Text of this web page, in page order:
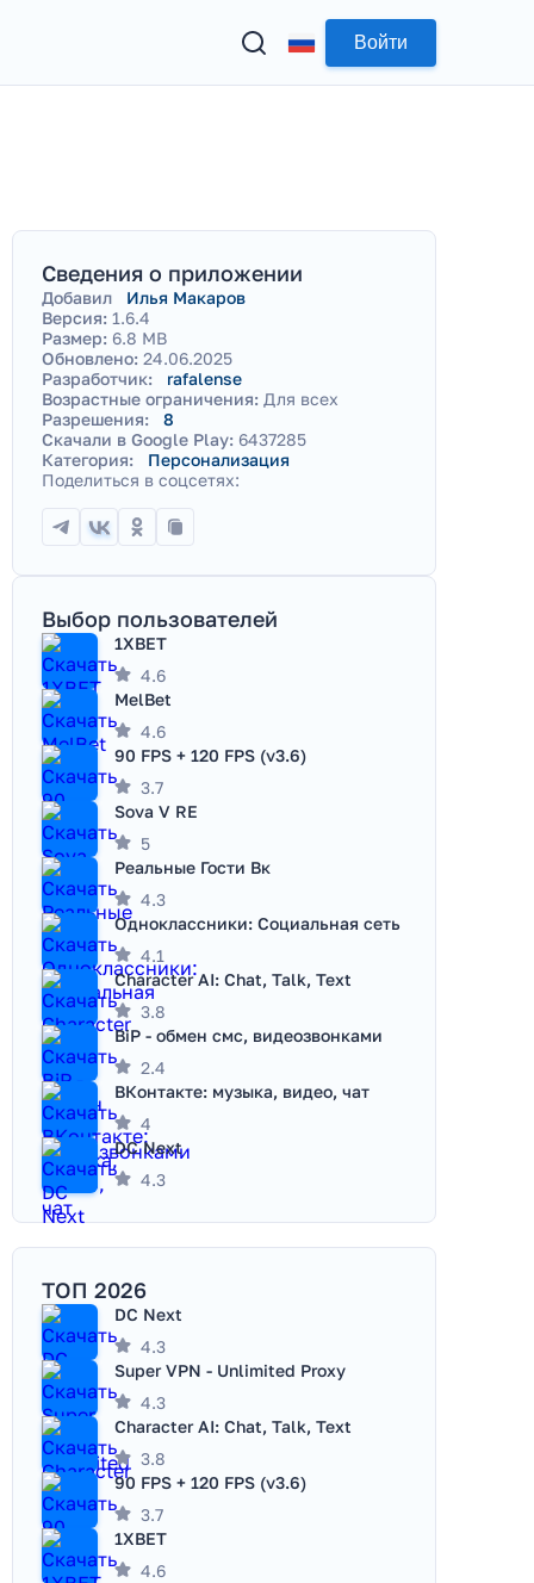
Войти
Сведения о приложении
Добавил
Илья Макаров
Версия: 1.6.4
Размер: 6.8 MB
Обновлено: 24.06.2025
Разработчик:
rafalense
Возрастные ограничения: Для всех
Разрешения:
8
Скачали в Google Play: 6437285
Категория:
Персонализация
Поделиться в соцсетях:
Выбор пользователей
1XBET
4.6
MelBet
4.6
90 FPS + 120 FPS (v3.6)
3.7
Sova V RE
5
Реальные Гости Вк
4.3
Одноклассники: Социальная сеть
4.1
Character AI: Chat, Talk, Text
3.8
BiP - обмен смс, видеозвонками
2.4
ВКонтакте: музыка, видео, чат
4
DC Next
4.3
ТОП 2026
DC Next
4.3
Super VPN - Unlimited Proxy
4.3
Character AI: Chat, Talk, Text
3.8
90 FPS + 120 FPS (v3.6)
3.7
1XBET
4.6